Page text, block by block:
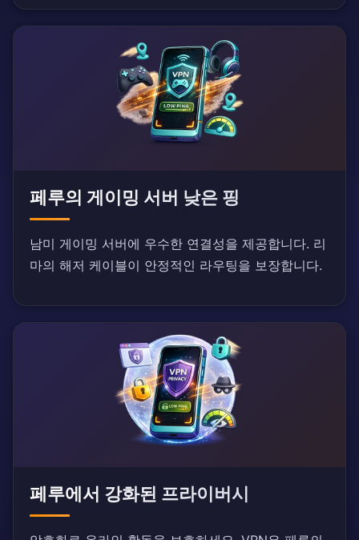
페루의 게이밍 서버 낮은 핑
남미 게이밍 서버에 우수한 연결성을 제공합니다. 리
마의 해저 케이블이 안정적인 라우팅을 보장합니다.
페루에서 강화된 프라이버시